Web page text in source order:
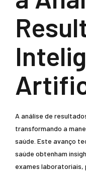
A análise de
transformando a
saúde. Este avanço
saúde obtenham
exames laboratoriais,